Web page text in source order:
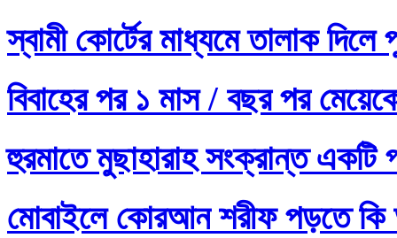
স্বামী কোর্টের মাধ্যমে তালাক দিলে
বিবাহের পর ১ মাস / বছর পর
হুরমাতে মুছাহারাহ সংক্রান্ত
মোবাইলে কোরআন শরীফ পড়তে